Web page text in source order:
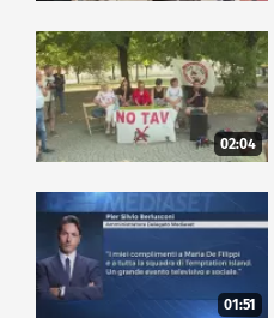
02:04
01:51